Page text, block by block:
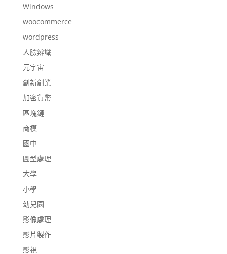
Windows
woocommerce
wordpress
人臉辨識
元宇宙
創新創業
加密貨幣
區塊鏈
商模
國中
圖型處理
大學
小學
幼兒園
影像處理
影片製作
影視